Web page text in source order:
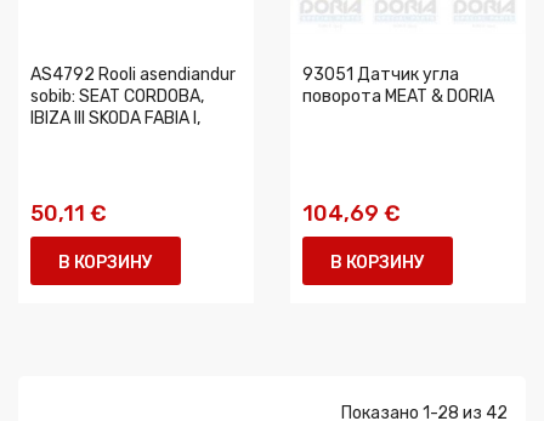
AS4792 Rooli asendiandur
sobib: SEAT CORDOBA,
IBIZA III SKODA FABIA I,
50,11 €
В КОРЗИНУ
93051 Датчик угла
поворота MEAT & DORIA
104,69 €
В КОРЗИНУ
Показано 1-28 из 42